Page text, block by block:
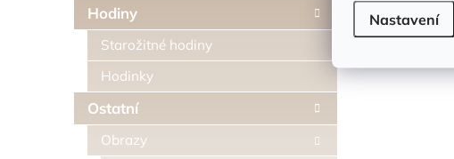
Nastavení
Hodiny
Starožitné hodiny
Hodinky
Ostatní
Obrazy
certifikát
malý dárek